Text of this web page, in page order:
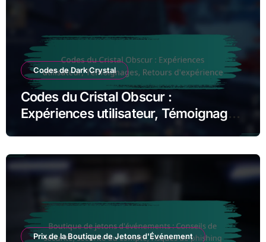
Codes de Dark Crystal
Codes du Cristal Obscur :
Expériences utilisateur, Témoignages,
Prix de la Boutique de Jetons d'Événement